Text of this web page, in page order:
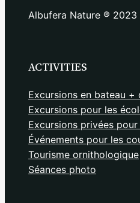
Albufera Nature ® 2023
ACTIVITIES
Excursions en bateau +
Excursions pour les
Excursions privées
Événements pour les
Tourisme ornithologique
Séances photo